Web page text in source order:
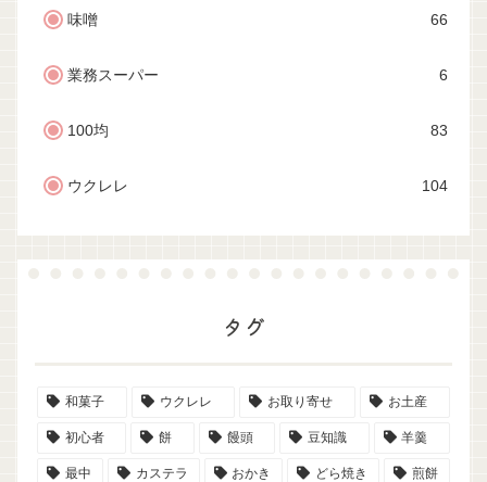
味噌 66
業務スーパー 6
100均 83
ウクレレ 104
タグ
和菓子 ウクレレ お取り寄せ お土産
初心者 餅 饅頭 豆知識 羊羹
最中 カステラ おかき どら焼き 煎餅